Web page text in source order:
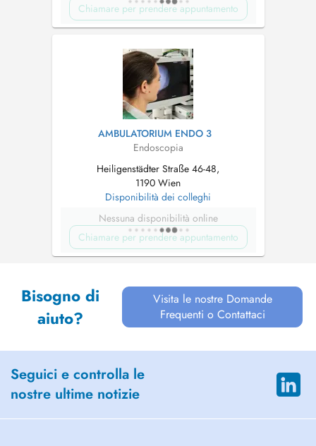
Chiamare per prendere appuntamento
AMBULATORIUM ENDO 3
Endoscopia
Heiligenstädter Straße 46-48,
1190 Wien
Disponibilità dei colleghi
Nessuna disponibilità online
Chiamare per prendere appuntamento
Bisogno di
aiuto?
Visita le nostre Domande
Frequenti o Contattaci
Seguici e controlla le
nostre ultime notizie